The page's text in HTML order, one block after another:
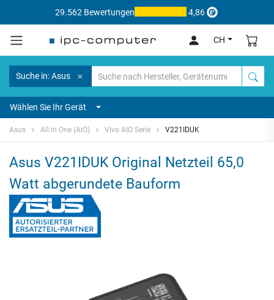
29.562 Bewertungen 4,86
CH
Suche in: Asus
Wählen Sie Ihr Gerät
Asus All in One (AiO) Vivo AIO Serie V221IDUK
Asus V221IDUK Original Netzteil 65,0
Watt abgerundete Bauform